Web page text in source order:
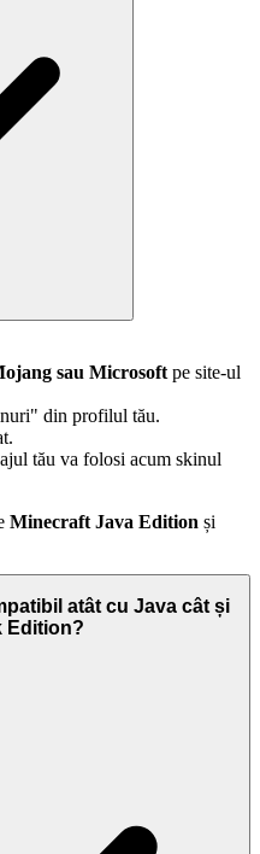
sau Microsoft pe site-ul
din profilul tău.
tău va folosi acum skinul
Minecraft Java Edition și
atât cu Java cât și
Edition?